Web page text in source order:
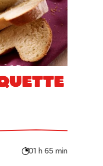
01 h 65 min